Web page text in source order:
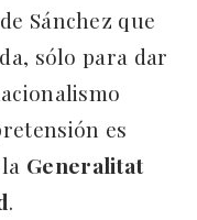
Sánchez que
sólo para dar
es
Generalitat
.